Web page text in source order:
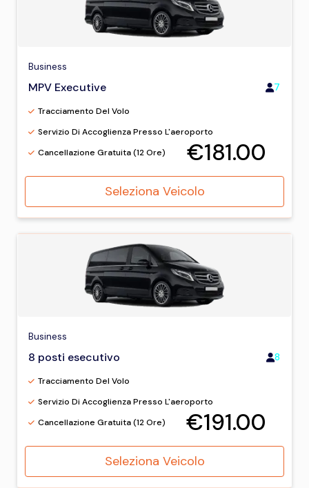
Business
MPV Executive 7
Tracciamento Del Volo
Servizio Di Accoglienza Presso L'aeroporto
Cancellazione Gratuita (12 Ore)
€181.00
Seleziona Veicolo
Business
8 posti esecutivo 8
Tracciamento Del Volo
Servizio Di Accoglienza Presso L'aeroporto
Cancellazione Gratuita (12 Ore)
€191.00
Seleziona Veicolo